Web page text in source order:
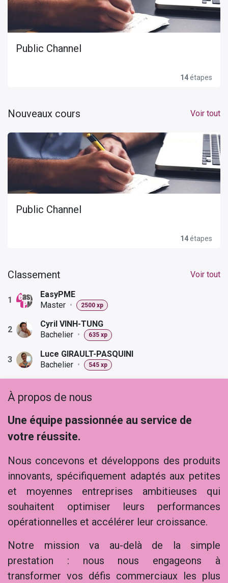
Voir tout
Classement
1
EasyPME
Master • 2500 xp
2
Cyril VINH-TUNG
Bachelier • 635 xp
3
Luce GIRAULT-PASQUINI
Bachelier • 545 xp
Public Channel
14étapes
Voir tout
Nouveaux cours
Public Channel
14étapes
À propos de nous
Une équipe passionnée au service de
votre réussite.
Nous concevons et développons des produits
innovants, spécifiquement adaptés aux petites
et moyennes entreprises ambitieuses qui
souhaitent optimiser leurs performances
opérationnelles et accélérer leur croissance.
Notre mission va au-delà de la simple
prestation : nous nous engageons à
transformer vos défis commerciaux les plus